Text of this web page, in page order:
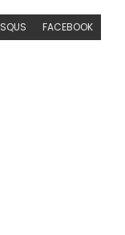
FACEBOOK